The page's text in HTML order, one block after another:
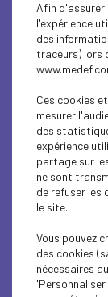
Le
région
un
mois.
réseau
Afin d'assurer
l'expérience
des
traceurs) lors
Ces cookies
mesurer
des
expérience
partage sur
ne sont
de refuser les
le site.
Vous pouvez
des cookies
nécessaires